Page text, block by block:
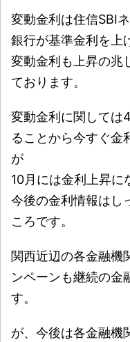
変動金利は住信SBI
銀行が基準金利を上
変動金利も上昇の兆
ております。
変動金利に関しては
ることから今すぐ金
が
10月には金利上昇に
今後の金利情報はし
ころです。
関西近辺の各金融機
ンペーンも継続の金
す。
が、今後は各金融機